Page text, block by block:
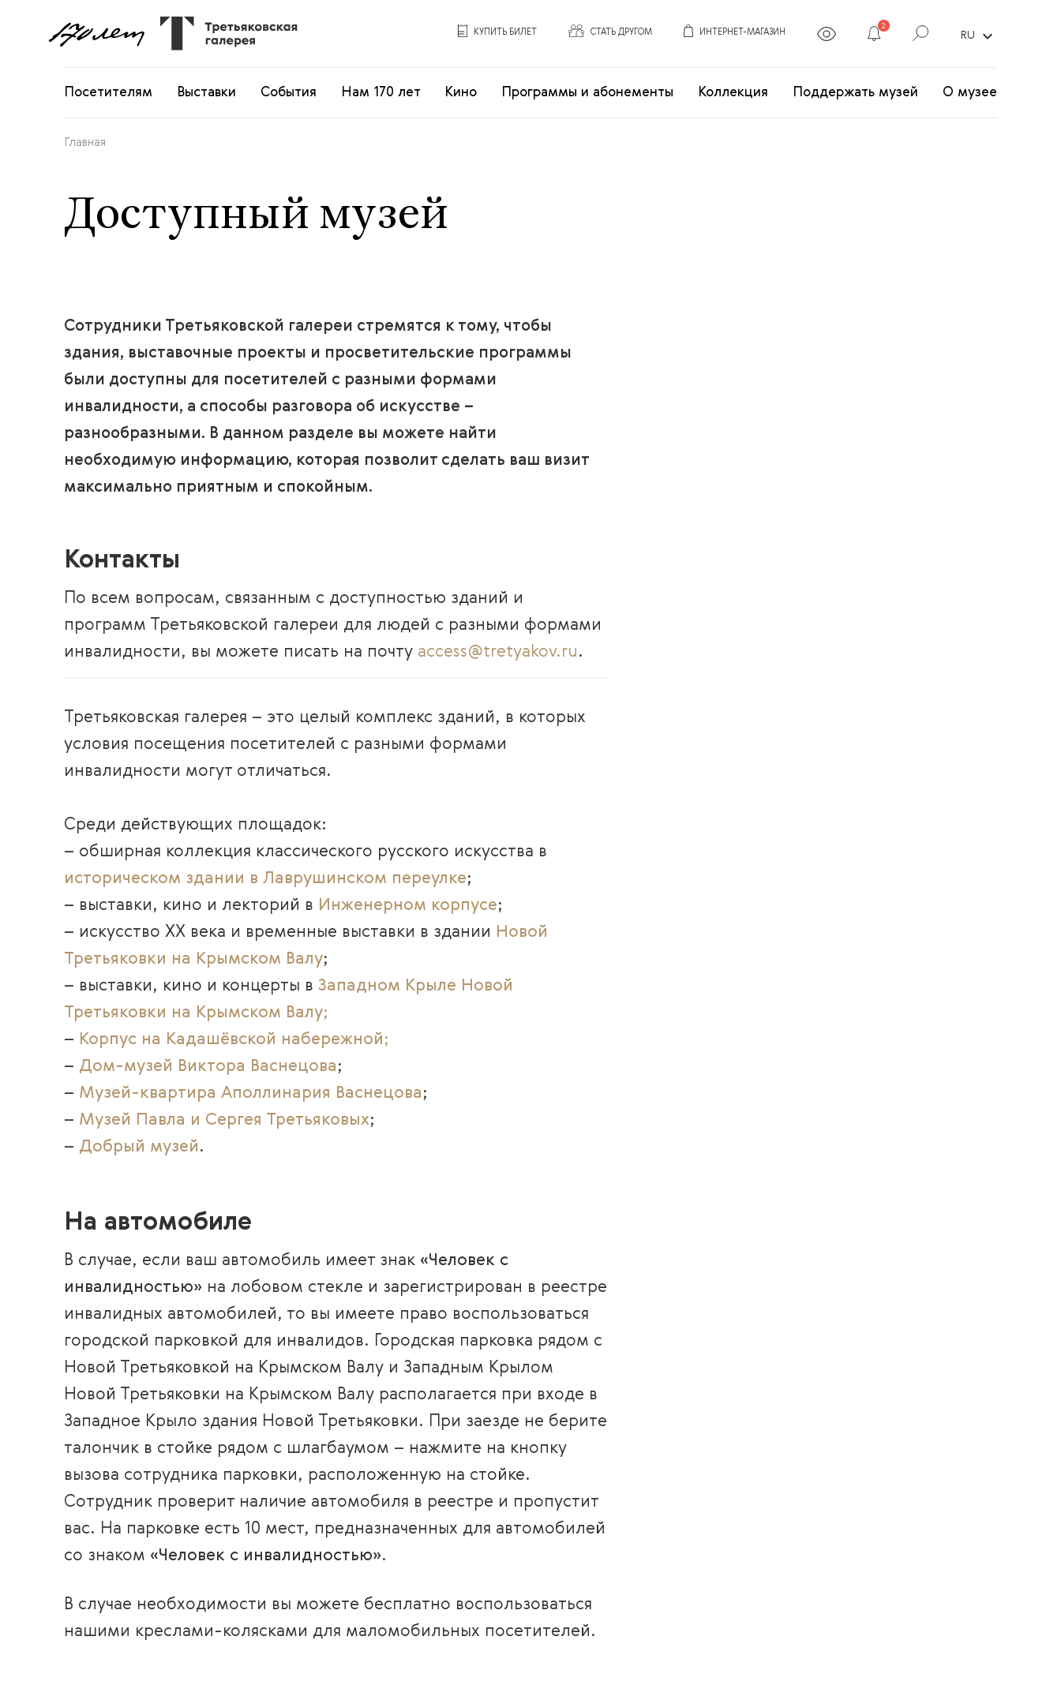
КУПИТЬ БИЛЕТ СТАТЬ ДРУГОМ ИНТЕРНЕТ-МАГАЗИН
2
RU expand_more
Посетителям Выставки События Нам 170 лет Кино Программы и абонементы Коллекция Поддержать музей О музее
Главная
Доступный музей
Сотрудники Третьяковской галереи стремятся к тому, чтобы
здания, выставочные проекты и просветительские программы
были доступны для посетителей с разными формами
инвалидности, а способы разговора об искусстве –
разнообразными. В данном разделе вы можете найти
необходимую информацию, которая позволит сделать ваш визит
максимально приятным и спокойным.
Контакты
По всем вопросам, связанным с доступностью зданий и
программ Третьяковской галереи для людей с разными формами
инвалидности, вы можете писать на почту access@tretyakov.ru.
Третьяковская галерея – это целый комплекс зданий, в которых
условия посещения посетителей с разными формами
инвалидности могут отличаться.
Среди действующих площадок:
– обширная коллекция классического русского искусства в
историческом здании в Лаврушинском переулке;
– выставки, кино и лекторий в Инженерном корпусе;
– искусство XX века и временные выставки в здании Новой
Третьяковки на Крымском Валу;
– выставки, кино и концерты в Западном Крыле Новой
Третьяковки на Крымском Валу;
– Корпус на Кадашёвской набережной;
– Дом-музей Виктора Васнецова;
– Музей-квартира Аполлинария Васнецова;
– Музей Павла и Сергея Третьяковых;
– Добрый музей.
На автомобиле
В случае, если ваш автомобиль имеет знак «Человек с
инвалидностью» на лобовом стекле и зарегистрирован в реестре
инвалидных автомобилей, то вы имеете право воспользоваться
городской парковкой для инвалидов. Городская парковка рядом с
Новой Третьяковкой на Крымском Валу и Западным Крылом
Новой Третьяковки на Крымском Валу располагается при входе в
Западное Крыло здания Новой Третьяковки. При заезде не берите
талончик в стойке рядом с шлагбаумом – нажмите на кнопку
вызова сотрудника парковки, расположенную на стойке.
Сотрудник проверит наличие автомобиля в реестре и пропустит
вас. На парковке есть 10 мест, предназначенных для автомобилей
со знаком «Человек с инвалидностью».
В случае необходимости вы можете бесплатно воспользоваться
нашими креслами-колясками для маломобильных посетителей.